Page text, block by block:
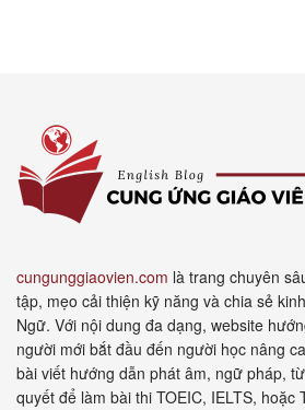
cungunggiaovien.com là trang chuyên
tập, mẹo cải thiện kỹ năng và chia sẻ
Ngữ. Với nội dung đa dạng, website
người mới bắt đầu đến người học nâng
bài viết hướng dẫn phát âm, ngữ pháp,
quyết để làm bài thi TOEIC, IELTS, hoặc